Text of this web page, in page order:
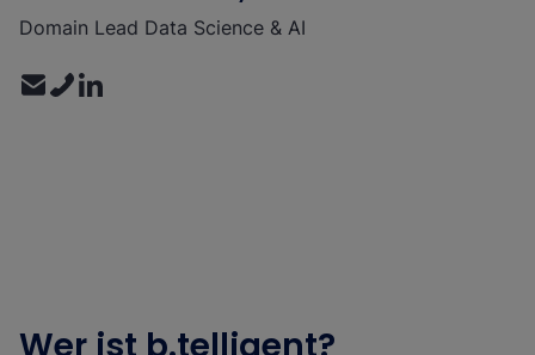
Domain Lead Data Science & AI